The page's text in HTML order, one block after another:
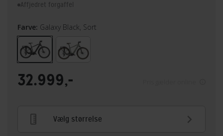
Affjedret forgaffel
Farve: Galaxy Black, Sort
32.999,-
Vælg størrelse